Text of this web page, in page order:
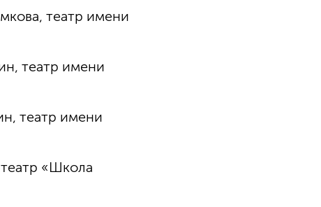
театр имени
театр имени
театр имени
«Школа